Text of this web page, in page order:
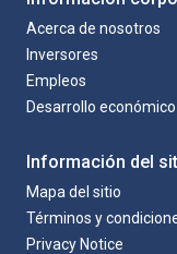
Acerca de nosotros
Inversores
Empleos
Desarrollo económico
Información del
Mapa del sitio
Términos y
Privacy Notice